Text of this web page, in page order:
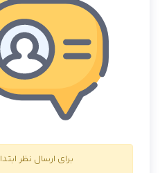
برای ارسال نظر ابتدا